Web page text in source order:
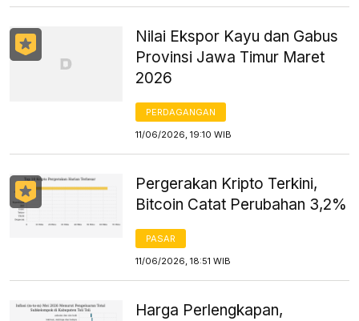
Nilai Ekspor Kayu dan Gabus
Provinsi Jawa Timur Maret
2026
PERDAGANGAN
11/06/2026, 19:10 WIB
Pergerakan Kripto Terkini,
Bitcoin Catat Perubahan 3,2%
PASAR
11/06/2026, 18:51 WIB
Harga Perlengkapan,